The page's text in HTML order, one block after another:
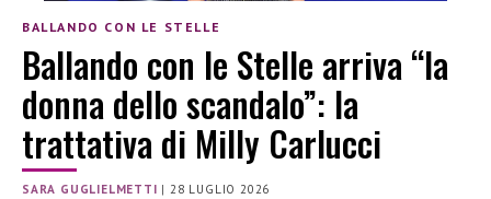
BALLANDO CON LE STELLE
Ballando con le Stelle arriva “la
donna dello scandalo”: la
trattativa di Milly Carlucci
SARA GUGLIELMETTI |28 LUGLIO 2026